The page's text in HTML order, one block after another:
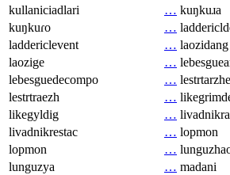
kullaniciadlari
… kuŋkuɹa
kuŋkuɾo
…
laddericlevent
… laozidang
laozige
…
lebesguedecompo
…
lestrtraezh
…
likegyldig
…
livadnikrestac
… lopmon
lopmon
…
lunguzya
… madani